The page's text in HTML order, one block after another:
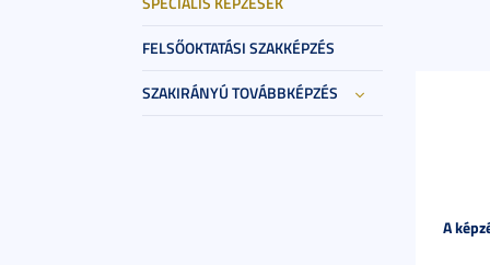
FELSŐOKTATÁSI SZAKKÉPZÉS
SZAKIRÁNYÚ TOVÁBBKÉPZÉS
A